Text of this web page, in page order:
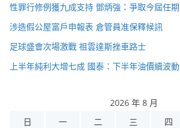
性罪行修例獲九成支持 鄧炳強：爭取今屆任
涉造假公屋富戶申報表 倉管員准保釋候訊
足球盛會次場激戰 祖雲達斯挫車路士
上半年純利大增七成 國泰：下半年油價續波動
2026 年 8 月
日
一 二 三 四